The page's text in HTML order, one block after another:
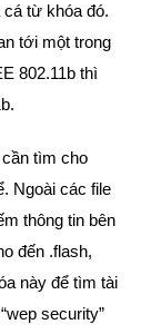
từ khóa đó.
tới một trong
802.11b thì
tìm cho
Ngoài các file
thông tin bên
đến .flash,
này để tìm tài
security”